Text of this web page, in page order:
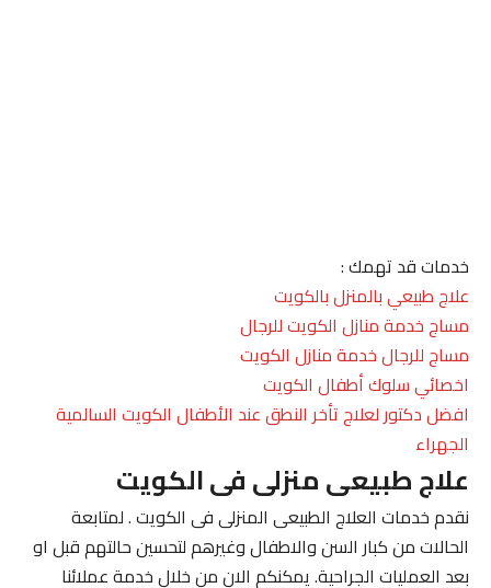
خدمات قد تهمك :
علاج طبيعي بالمنزل بالكويت
مساج خدمة منازل الكويت للرجال
مساج للرجال خدمة منازل الكويت
اخصائي سلوك أطفال الكويت
افضل دكتور لعلاج تأخر النطق عند الأطفال الكويت السالمية
الجهراء
علاج طبيعى منزلى فى الكويت
نقدم خدمات العلاج الطبيعى المنزلى فى الكويت . لمتابعة
الحالات من كبار السن والاطفال وغيرهم لتحسين حالتهم قبل او
بعد العمليات الجراحية. يمكنكم الان من خلال خدمة عملائنا